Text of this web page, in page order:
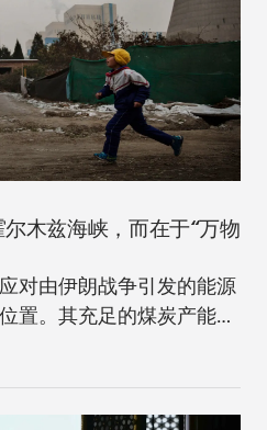
木兹海峡，而在于“万物
对由伊朗战争引发的能源
置。其充足的煤炭产能可
时，随着该国逐步推进摆